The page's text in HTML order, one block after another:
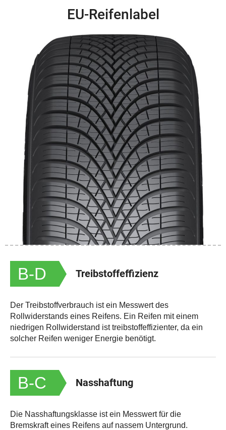
EU-Reifenlabel
B-D Treibstoffeffizienz
Der Treibstoffverbrauch ist ein Messwert des
Rollwiderstands eines Reifens. Ein Reifen mit einem
niedrigen Rollwiderstand ist treibstoffeffizienter, da ein
solcher Reifen weniger Energie benötigt.
B-C Nasshaftung
Die Nasshaftungsklasse ist ein Messwert für die
Bremskraft eines Reifens auf nassem Untergrund.